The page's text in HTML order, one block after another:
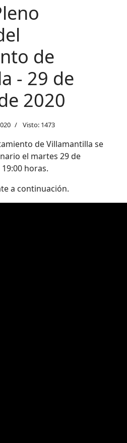
de
- 29 de
2020
Visto: 1473
deVillamantilla se
el martes 29 de
horas.
a continuación.